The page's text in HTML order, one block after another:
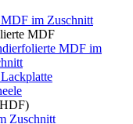
im Zuschnitt
MDF
MDF im
Zuschnitt